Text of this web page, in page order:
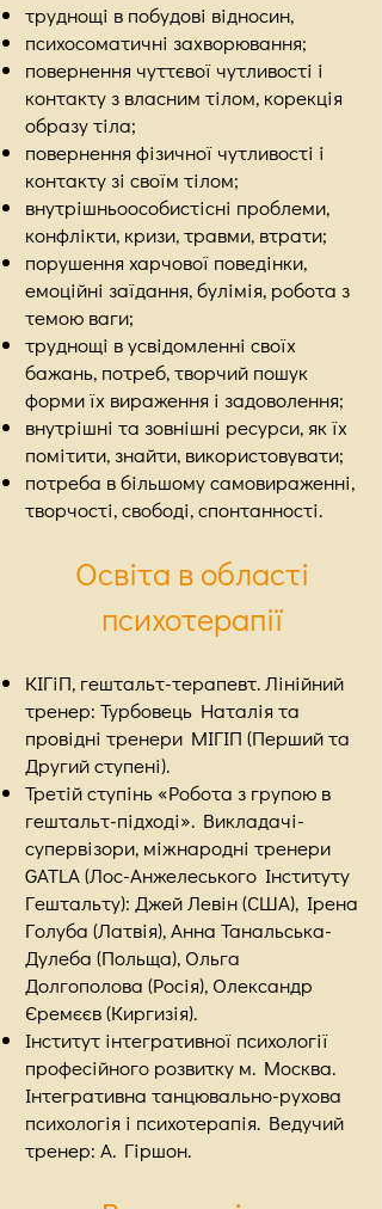
труднощі в побудові відносин,
психосоматичні захворювання;
повернення чуттєвої чутливості і
контакту з власним тілом, корекція
образу тіла;
повернення фізичної чутливості і
контакту зі своїм тілом;
внутрішньоособистісні проблеми,
конфлікти, кризи, травми, втрати;
порушення харчової поведінки,
емоційні заїдання, булімія, робота з
темою ваги;
труднощі в усвідомленні своїх
бажань, потреб, творчий пошук
форми їх вираження і задоволення;
внутрішні та зовнішні ресурси, як їх
помітити, знайти, використовувати;
потреба в більшому самовираженні,
творчості, свободі, спонтанності.
Освіта в області
психотерапії
КІГіП, гештальт-терапевт. Лінійний
тренер: Турбовець Наталія та
провідні тренери МІГІП (Перший та
Другий ступені).
Третій ступінь «Робота з групою в
гештальт-підході». Викладачі-
супервізори, міжнародні тренери
GATLA (Лос-Анжелеського Інституту
Гештальту): Джей Левін (США), Ірена
Голуба (Латвія), Анна Танальська-
Дулеба (Польща), Ольга
Долгополова (Росія), Олександр
Єремєєв (Киргизія).
Інститут інтегративної психології
професійного розвитку м. Москва.
Інтегративна танцювально-рухова
психологія і психотерапія. Ведучий
тренер: А. Гіршон.